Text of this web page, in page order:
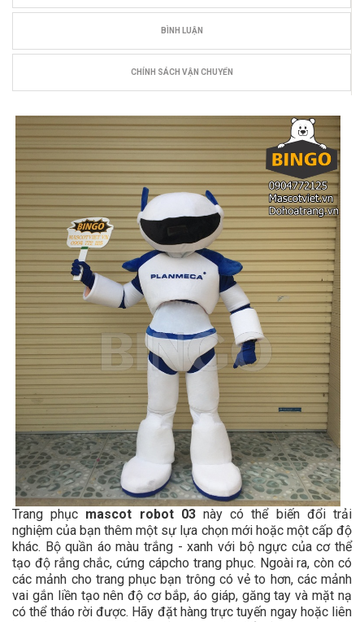
BÌNH LUẬN
CHÍNH SÁCH VẬN CHUYỂN
Trang phục mascot robot 03này có thể biến đổi trải
nghiệm của bạn thêm một sự lựa chọn mới hoặc một cấp độ
khác. Bộ quần áo màu trắng - xanh với bộ ngực của cơ thể
tạo độ rắng chắc, cứng cápcho trang phục. Ngoài ra, còn có
các mảnh cho trang phục bạn trông có vẻ to hơn, các mảnh
vai gắn liền tạo nên độ cơ bắp, áo giáp, găng tay và mặt nạ
có thể tháo rời được. Hãy đặt hàng trực tuyến ngay hoặc liên